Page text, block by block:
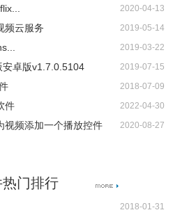
2020-04-13
频云服务 2019-05-14
2019-03-22
卓版v1.7.0.5104 2019-07-15
2018-07-09
件 2022-04-30
视频添加一个播放控件 2020-08-27
门排行
2018-01-31